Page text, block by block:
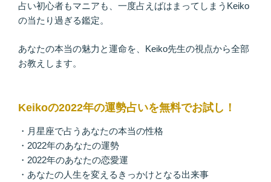
占い初心者もマニアも、一度占えばはまってしまうKeiko
の当たり過ぎる鑑定。
あなたの本当の魅力と運命を、Keiko先生の視点から全部
お教えします。
Keikoの2022年の運勢占いを無料でお試し！
・月星座で占うあなたの本当の性格
・2022年のあなたの運勢
・2022年のあなたの恋愛運
・あなたの人生を変えるきっかけとなる出来事